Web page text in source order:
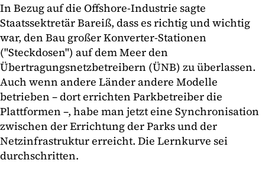
In Bezug auf die Offshore-Industrie sagte
Staatssektretär Bareiß, dass es richtig und wichtig
war, den Bau großer Konverter-Stationen
("Steckdosen") auf dem Meer den
Übertragungsnetzbetreibern (ÜNB) zu überlassen.
Auch wenn andere Länder andere Modelle
betrieben – dort errichten Parkbetreiber die
Plattformen –, habe man jetzt eine Synchronisation
zwischen der Errichtung der Parks und der
Netzinfrastruktur erreicht. Die Lernkurve sei
durchschritten.